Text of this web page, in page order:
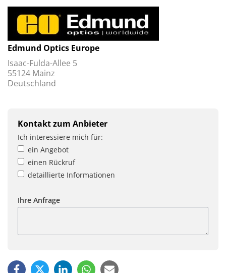
Edmund Optics Europe
Isaac-Fulda-Allee 5
55124 Mainz
Deutschland
Kontakt zum Anbieter
Ich interessiere mich für:
ein Angebot
einen Rückruf
detaillierte Informationen
Ihre Anfrage